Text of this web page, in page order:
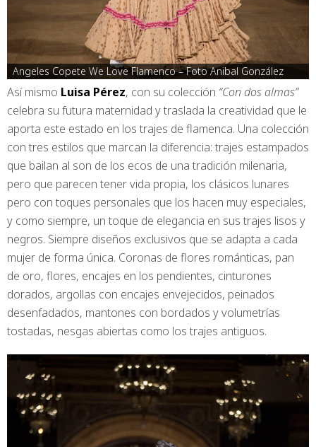
Angeles Copete We Love Flamenco – Foto Anibal González
Así mismo Luisa Pérez, con su colección “Con dos almas”
celebra su futura maternidad y traslada la creatividad que le
aporta este estado en los trajes de flamenca. Una colección
con tres estilos que marcan la diferencia: trajes estampados
que bailan al son de los ecos de una tradición milenaria,
pero que parecen tener vida propia, los clásicos lunares
pero con toques personales que los hacen muy especiales,
y como siempre, un toque de elegancia en sus trajes lisos y
negros. Siempre diseños exclusivos que se adapta a cada
mujer de forma única. Coronas de flores románticas, pan
de oro, flores, encajes en los pendientes, cinturones
dorados, argollas con encajes envejecidos, peinados
desenfadados, mantones con bordados y volumetrías
tostadas, nesgas abiertas como los trajes antiguos.